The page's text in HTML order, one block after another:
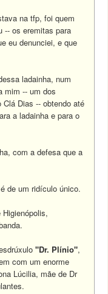
na tfp, foi quem
-- os eremitas para
eu denunciei, e que
ladainha, num
mim -- um dos
Dias -- obtendo até
a ladainha e para o
com a defesa que a
de um ridículo único.
"Dr. Plínio",
com um enorme
Lúcilia, mãe de Dr